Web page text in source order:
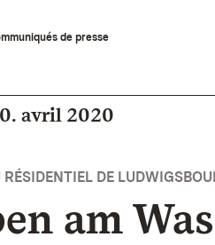
de presse
avril 2020
DE
am